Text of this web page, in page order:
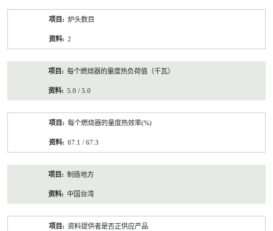
炉头数目
2
每个燃烧器的量度热负荷值（千瓦）
5.0 / 5.0
每个燃烧器的量度热效率(%)
67.1 / 67.3
制造地方
中国台湾
资料提供者是否正供应产品